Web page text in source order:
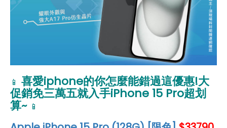
📱 喜愛iphone的你怎麼能錯過這優惠!大
促銷免三萬五就入手iPhone 15 Pro超划
算~ 📱